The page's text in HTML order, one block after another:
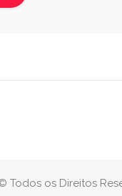
Todos os Direitos